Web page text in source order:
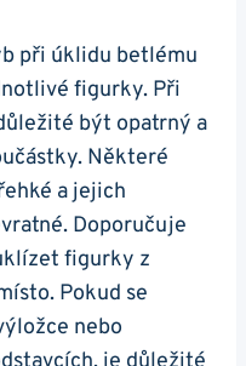
při úklidu betlému
figurky. Při
být opatrný a
Některé
a jejich
Doporučuje
figurky z
Pokud se
nebo